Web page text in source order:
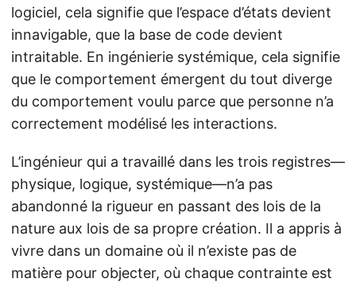
logiciel, cela signifie que l’espace d’états devient
innavigable, que la base de code devient
intraitable. En ingénierie systémique, cela signifie
que le comportement émergent du tout diverge
du comportement voulu parce que personne n’a
correctement modélisé les interactions.
L’ingénieur qui a travaillé dans les trois registres—
physique, logique, systémique—n’a pas
abandonné la rigueur en passant des lois de la
nature aux lois de sa propre création. Il a appris à
vivre dans un domaine où il n’existe pas de
matière pour objecter, où chaque contrainte est